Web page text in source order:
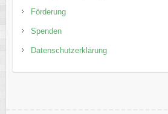
Förderung
Spenden
Datenschutzerklärung